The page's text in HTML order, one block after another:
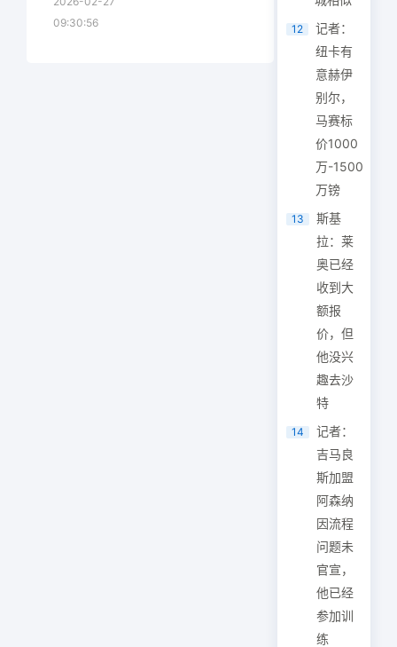
09:30:56
12
记者：
纽卡有
意赫伊
别尔，
马赛标
价1000
万-1500
万镑
13
斯基
拉：莱
奥已经
收到大
额报
价，但
他没兴
趣去沙
特
14
记者：
吉马良
斯加盟
阿森纳
因流程
问题未
官宣，
他已经
参加训
练